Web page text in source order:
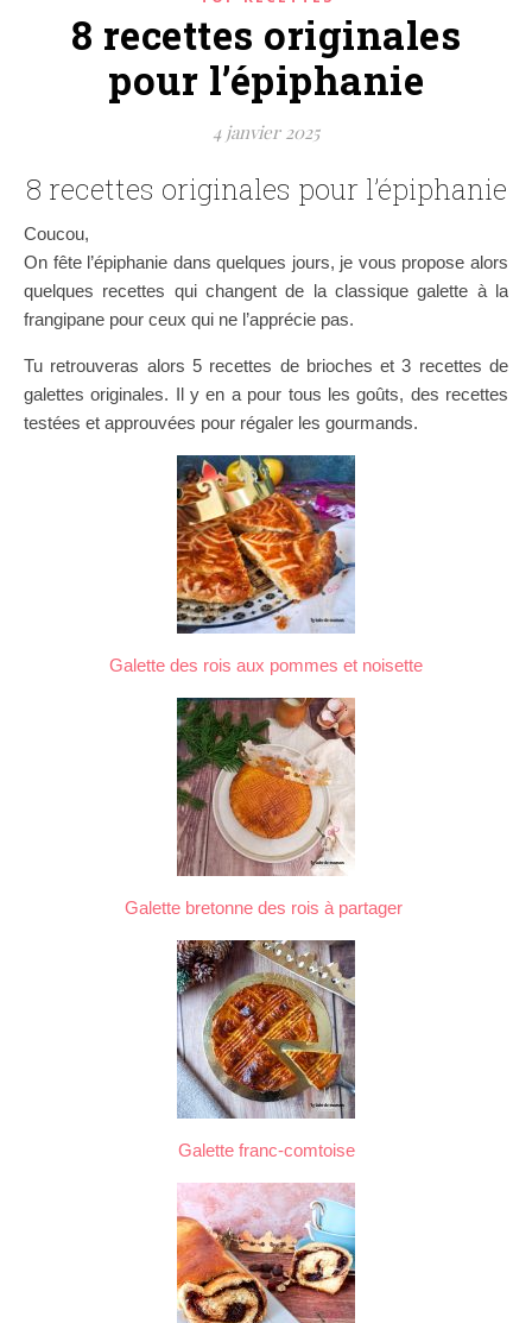
8 recettes originales
pour l’épiphanie
4 janvier 2025
8 recettes originales pour l’épiphanie
Coucou,
On fête l’épiphanie dans quelques jours, je vous propose alors
quelques recettes qui changent de la classique galette à la
frangipane pour ceux qui ne l’apprécie pas.
Tu retrouveras alors 5 recettes de brioches et 3 recettes de
galettes originales. Il y en a pour tous les goûts, des recettes
testées et approuvées pour régaler les gourmands.
Galette des rois aux pommes et noisette
Galette bretonne des rois à partager
Galette franc-comtoise